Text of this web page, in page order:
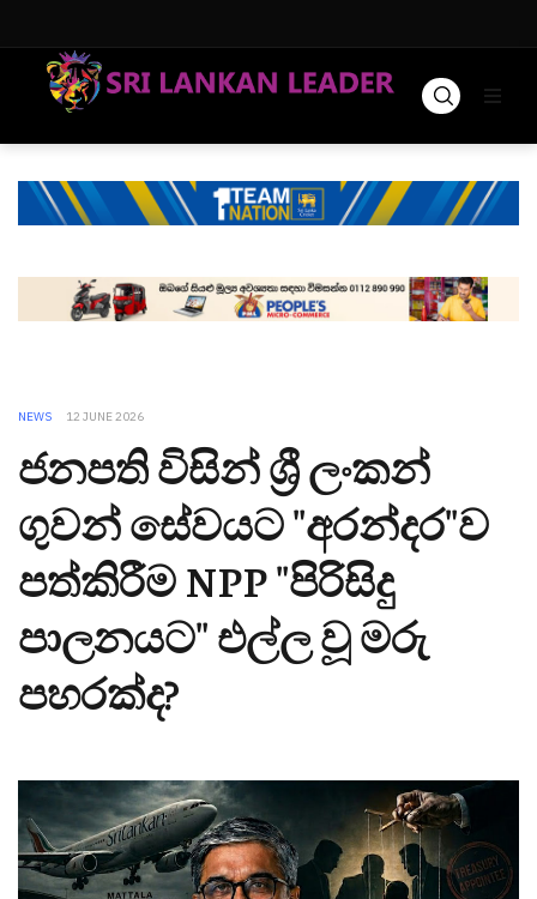
NEWS 12 JUNE 2026
ජනපති විසින් ශ්‍රී ලංකන්
ගුවන් සේවයට "අරන්දර"ව
පත්කිරීම NPP "පිරිසිදු
පාලනයට" එල්ල වූ මරු
පහරක්ද?